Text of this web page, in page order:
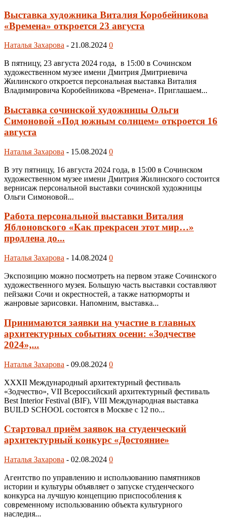
Выставка художника Виталия Коробейникова
«Времена» откроется 23 августа
Наталья Захарова - 21.08.2024 0
В пятницу, 23 августа 2024 года, в 15:00 в Сочинском
художественном музее имени Дмитрия Дмитриевича
Жилинского откроется персональная выставка Виталия
Владимировича Коробейникова «Времена». Приглашаем...
Выставка сочинской художницы Ольги
Симоновой «Под южным солнцем» откроется 16
августа
Наталья Захарова - 15.08.2024 0
В эту пятницу, 16 августа 2024 года, в 15:00 в Сочинском
художественном музее имени Дмитрия Жилинского состоится
вернисаж персональной выставки сочинской художницы
Ольги Симоновой...
Работа персональной выставки Виталия
Яблоновского «Как прекрасен этот мир…»
продлена до...
Наталья Захарова - 14.08.2024 0
Экспозицию можно посмотреть на первом этаже Сочинского
художественного музея. Большую часть выставки составляют
пейзажи Сочи и окрестностей, а также натюрморты и
жанровые зарисовки. Напомним, выставка...
Принимаются заявки на участие в главных
архитектурных событиях осени: «Зодчестве
2024»,...
Наталья Захарова - 09.08.2024 0
XXXII Международный архитектурный фестиваль
«Зодчество», VII Всероссийский архитектурный фестиваль
Best Interior Festival (BIF), VIII Международная выставка
BUILD SCHOOL состоятся в Москве с 12 по...
Стартовал приём заявок на студенческий
архитектурный конкурс «Достояние»
Наталья Захарова - 02.08.2024 0
Агентство по управлению и использованию памятников
истории и культуры объявляет о запуске студенческого
конкурса на лучшую концепцию приспособления к
современному использованию объекта культурного
наследия...